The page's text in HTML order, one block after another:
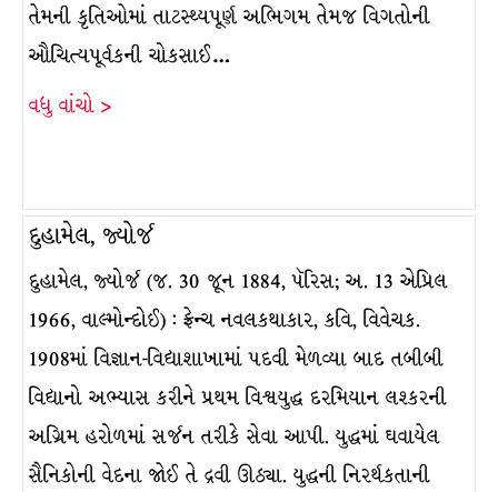
તેમની કૃતિઓમાં તાટસ્થ્યપૂર્ણ અભિગમ તેમજ વિગતોની
ઔચિત્યપૂર્વકની ચોકસાઈ…
વધુ વાંચો >
દુહામેલ, જ્યોર્જ
દુહામેલ, જ્યોર્જ (જ. 30 જૂન 1884, પૅરિસ; અ. 13 એપ્રિલ
1966, વાલ્મોન્દોઈ) : ફ્રેન્ચ નવલકથાકાર, કવિ, વિવેચક.
1908માં વિજ્ઞાન-વિદ્યાશાખામાં પદવી મેળવ્યા બાદ તબીબી
વિદ્યાનો અભ્યાસ કરીને પ્રથમ વિશ્વયુદ્ધ દરમિયાન લશ્કરની
અગ્રિમ હરોળમાં સર્જન તરીકે સેવા આપી. યુદ્ધમાં ઘવાયેલ
સૈનિકોની વેદના જોઈ તે દ્રવી ઊઠ્યા. યુદ્ધની નિરર્થકતાની